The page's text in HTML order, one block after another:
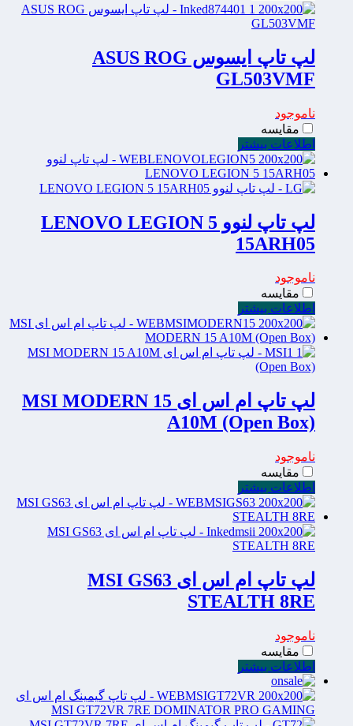
لپ تاپ ایسوس ASUS ROG
GL503VMF
ناموجود
مقایسه
اطلاعات بیشتر
لپ تاپ لنوو LENOVO LEGION 5
15ARH05
ناموجود
مقایسه
اطلاعات بیشتر
لپ تاپ ام اس ای MSI MODERN 15
A10M (Open Box)
ناموجود
مقایسه
اطلاعات بیشتر
لپ تاپ ام اس ای MSI GS63
STEALTH 8RE
ناموجود
مقایسه
اطلاعات بیشتر